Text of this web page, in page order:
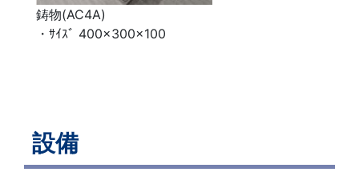
鋳物(AC4A)
・ｻｲｽﾞ 400×300×100
設備